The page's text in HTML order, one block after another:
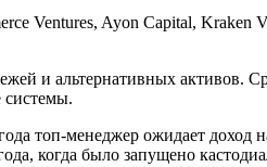
Ventures, Ayon Capital, Kraken
и альтернативных активов.
системы.
топ-менеджер ожидает доход
когда было запущено